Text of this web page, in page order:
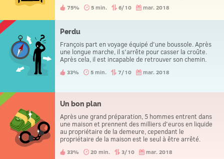
lorsqu'il pleut il ne prend l'escalier ni pour monter, ni
75% 5 min. 6/10 mar. 2018
Perdu
François part en voyage équipé d'une boussole. Après
une longue marche, il s'arrête pour casser la croûte.
Après cela, il est incapable de retrouver son chemin.
33% 5 min. 7/10 mar. 2018
Un bon plan
Après une grand préparation, 5 hommes entrent dans
une maison et prennent des milliers d'euros en liquide
au propriétaire de la demeure, cependant le
propriétaire de la maison est le seul à être arrêté.
33% 20 min. 3/10 mar. 2018